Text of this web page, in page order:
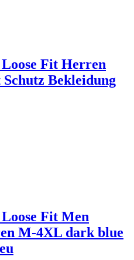
Fit Herren
Schutz Bekleidung
Fit Men
M-4XL dark blue